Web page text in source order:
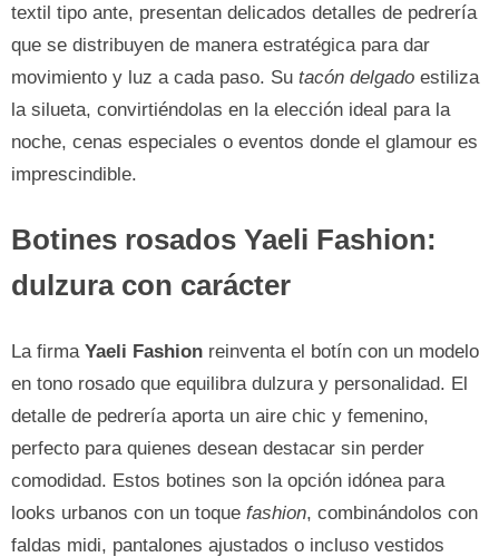
textil tipo ante, presentan delicados detalles de pedrería
que se distribuyen de manera estratégica para dar
movimiento y luz a cada paso. Su tacón delgado estiliza
la silueta, convirtiéndolas en la elección ideal para la
noche, cenas especiales o eventos donde el glamour es
imprescindible.
Botines rosados Yaeli Fashion:
dulzura con carácter
La firma Yaeli Fashion reinventa el botín con un modelo
en tono rosado que equilibra dulzura y personalidad. El
detalle de pedrería aporta un aire chic y femenino,
perfecto para quienes desean destacar sin perder
comodidad. Estos botines son la opción idónea para
looks urbanos con un toque fashion, combinándolos con
faldas midi, pantalones ajustados o incluso vestidos